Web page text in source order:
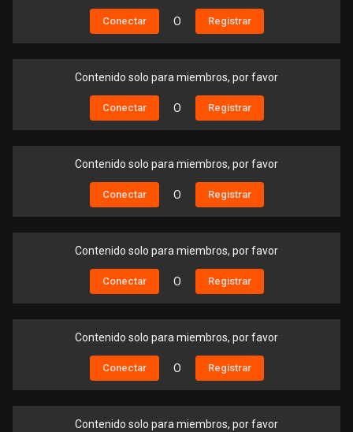
Conectar O Registrar
Contenido solo para miembros, por favor
Conectar O Registrar
Contenido solo para miembros, por favor
Conectar O Registrar
Contenido solo para miembros, por favor
Conectar O Registrar
Contenido solo para miembros, por favor
Conectar O Registrar
Contenido solo para miembros, por favor